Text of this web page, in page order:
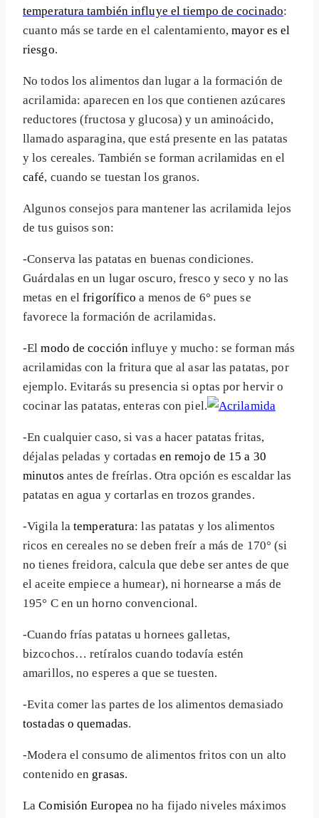
temperatura también influye el tiempo de cocinado:
cuanto más se tarde en el calentamiento,mayor es el
riesgo.
No todos los alimentos dan lugar a la formación de
acrilamida: aparecen en los que contienen azúcares
reductores (fructosa y glucosa) y un aminoácido,
llamado asparagina, que está presente en las patatas
y los cereales. También se forman acrilamidas en el
café, cuando se tuestan los granos.
Algunos consejos para mantener las acrilamida lejos
de tus guisos son:
-Conserva las patatas en buenas condiciones.
Guárdalas en un lugar oscuro, fresco y seco y no las
metas en elfrigorífico a menos de 6° pues se
favorece la formación de acrilamidas.
-Elmodo de coccióninfluye y mucho: se forman más
acrilamidas con la fritura que al asar las patatas, por
ejemplo. Evitarás su presencia si optas por hervir o
cocinar las patatas, enteras con piel.
-En cualquier caso, si vas a hacer patatas fritas,
déjalas peladas y cortadas en remojo de 15 a 30
minutos antes de freírlas. Otra opción es escaldar las
patatas en agua y cortarlas en trozos grandes.
-Vigila latemperatura: las patatas y los alimentos
ricos en cereales no se deben freír a más de 170° (si
no tienes freidora, calcula que debe ser antes de que
el aceite empiece a humear), ni hornearse a más de
195° C en un horno convencional.
-Cuando frías patatas u hornees galletas,
bizcochos… retíralos cuando todavía estén
amarillos, no esperes a que se tuesten.
-Evita comer las partes de los alimentos demasiado
tostadas o quemadas.
-Modera el consumo de alimentos fritos con un alto
contenido en grasas.
LaComisión Europeano ha fijado niveles máximos